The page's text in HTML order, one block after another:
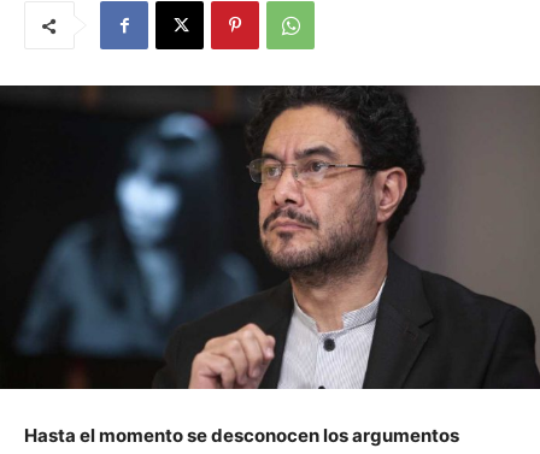
Hasta el momento se desconocen los argumentos